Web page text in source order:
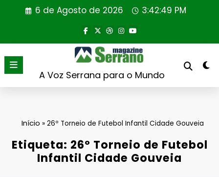
6 de Agosto de 2026 3:42:49 PM
A Voz Serrana para o Mundo
Início »26º Torneio de Futebol Infantil Cidade Gouveia
Etiqueta: 26º Torneio de Futebol
Infantil Cidade Gouveia